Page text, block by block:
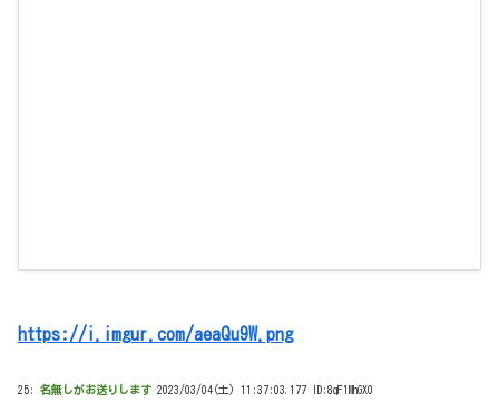
https://i.imgur.com/aeaQu9W.png
25: 名無しがお送りします 2023/03/04(土) 11:37:03.177 ID:8qF1MhGX0